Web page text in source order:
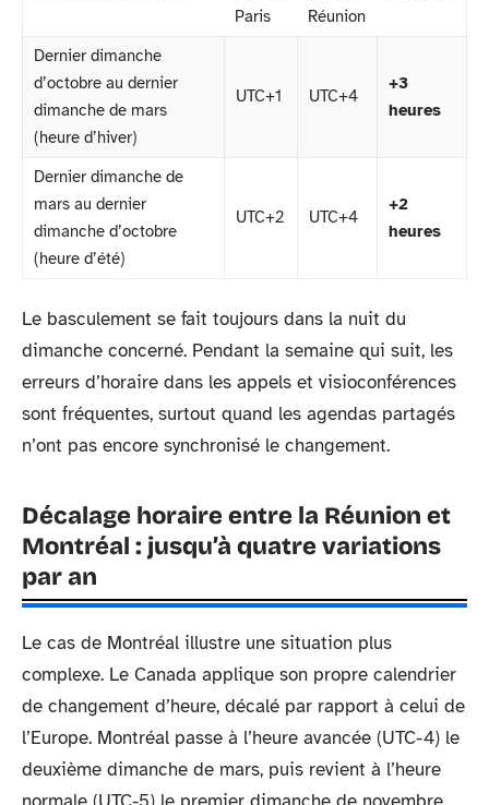
Paris
Réunion
Dernier dimanche
d’octobre au dernier
dimanche de mars
(heure d’hiver)
UTC+1 UTC+4
+3
heures
Dernier dimanche de
mars au dernier
dimanche d’octobre
(heure d’été)
UTC+2 UTC+4
+2
heures
Le basculement se fait toujours dans la nuit du
dimanche concerné. Pendant la semaine qui suit, les
erreurs d’horaire dans les appels et visioconférences
sont fréquentes, surtout quand les agendas partagés
n’ont pas encore synchronisé le changement.
Décalage horaire entre la Réunion et
Montréal : jusqu’à quatre variations
par an
Le cas de Montréal illustre une situation plus
complexe. Le Canada applique son propre calendrier
de changement d’heure, décalé par rapport à celui de
l’Europe. Montréal passe à l’heure avancée (UTC-4) le
deuxième dimanche de mars, puis revient à l’heure